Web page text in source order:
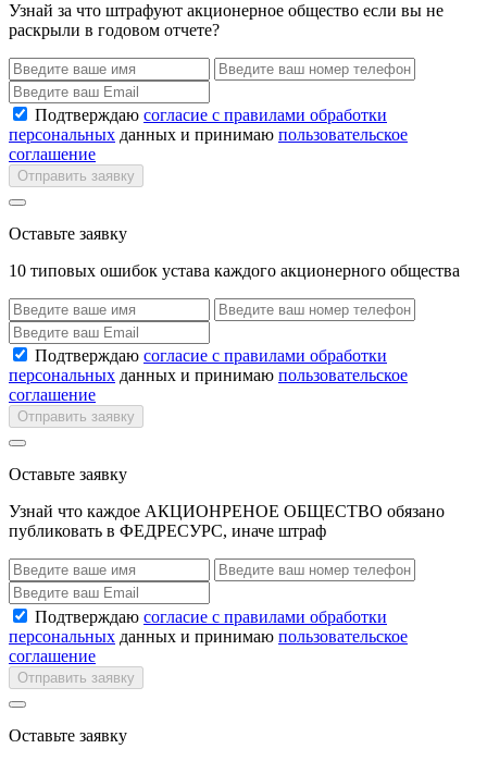
Узнай за что штрафуют акционерное общество если вы не
раскрыли в годовом отчете?
Подтверждаю согласие с правилами обработки
персональных данных и принимаю пользовательское
соглашение
Отправить заявку
Оставьте заявку
10 типовых ошибок устава каждого акционерного общества
Подтверждаю согласие с правилами обработки
персональных данных и принимаю пользовательское
соглашение
Отправить заявку
Оставьте заявку
Узнай что каждое АКЦИОНРЕНОЕ ОБЩЕСТВО обязано
публиковать в ФЕДРЕСУРС, иначе штраф
Подтверждаю согласие с правилами обработки
персональных данных и принимаю пользовательское
соглашение
Отправить заявку
Оставьте заявку